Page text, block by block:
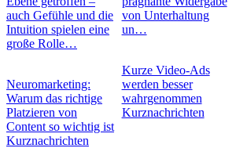
auch Gefühle und die
Intuition spielen eine
große Rolle…
Neuromarketing:
Warum das richtige
Platzieren von
Content so wichtig ist
Kurznachrichten
von Unterhaltung
un…
Kurze Video-Ads
werden besser
wahrgenommen
Kurznachrichten